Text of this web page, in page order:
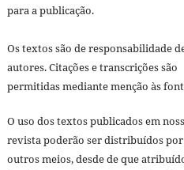
para a publicação.
Os textos são de responsabilidade
autores. Citações e transcrições são
permitidas mediante menção às
O uso dos textos publicados em
revista poderão ser distribuídos por
outros meios, desde de que